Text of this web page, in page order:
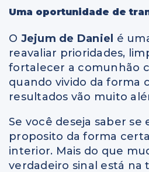
Uma oportunidade de
O Jejum de Daniel é
reavaliar prioridades,
fortalecer a comunhão
quando vivido da forma
resultados vão muito
Se você deseja saber se
proposito da forma
interior. Mais do que
verdadeiro sinal está na